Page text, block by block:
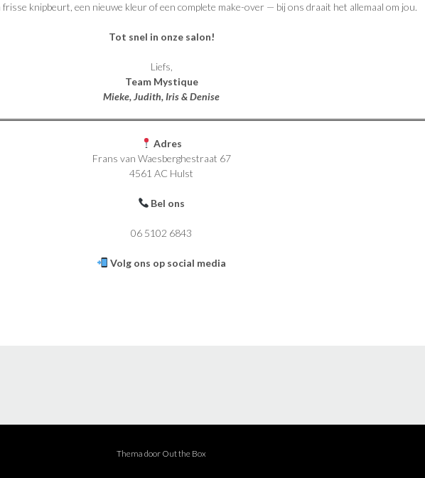
knipbeurt, een nieuwe kleur of een complete make-over — bij ons draait het allemaal om jou.
Tot snel in onze salon!
Liefs,
Team Mystique
Mieke, Judith, Iris & Denise
Adres
Frans van Waesberghestraat 67
4561 AC Hulst
Bel ons
06 5102 6843
Volg ons op social media
Thema door Out the Box